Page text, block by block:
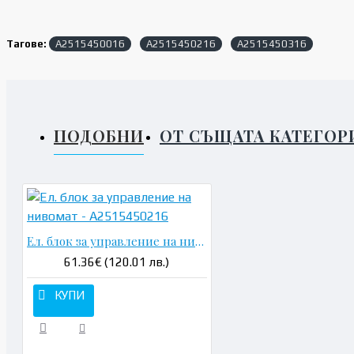
Тагове: A2515450016 A2515450216 A2515450316
ПОДОБНИ ОТ СЪЩАТА
Ел. блок за управление на нивомат - A2515450216
61.36€ (120.01 лв.)
КУПИ